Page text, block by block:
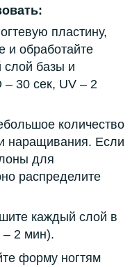
пластину,
и обработайте
слой базы и
30 сек, UV – 2
количество
наращивания. Если
для
распределите
каждый слой в
– 2 мин).
форму ногтям